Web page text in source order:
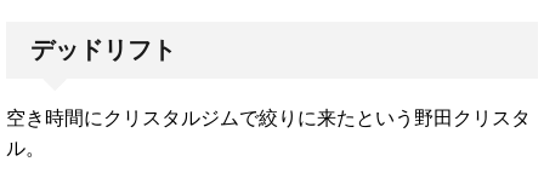
デッドリフト
空き時間にクリスタルジムで絞りに来たという野田クリスタ
ル。